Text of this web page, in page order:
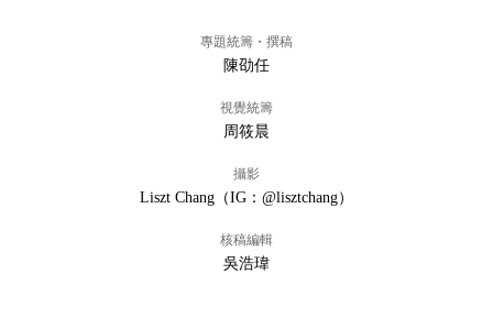
專題統籌・撰稿
陳劭任
視覺統籌
周筱晨
攝影
Liszt Chang（IG：@lisztchang）
核稿編輯
吳浩瑋